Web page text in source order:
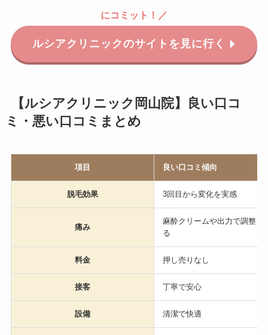
にコミット！ ／
ルシアクリニックのサイトを見に行く
【ルシアクリニック岡山院】良い口コ
ミ・悪い口コミまとめ
項目 良い口コミ傾向
脱毛効果 3回目から変化を実感
痛み
麻酔クリームや出力で調整し
る
料金 押し売りなし
接客 丁寧で安心
設備 清潔で快適